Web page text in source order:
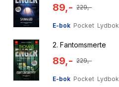
89,- 229,-
E-bok Pocket Lydbok
2. Fantomsmerte
89,- 229,-
E-bok Pocket Lydbok